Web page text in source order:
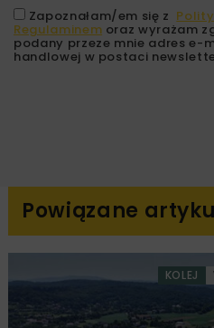
Zapoznałam/em się z
Regulaminem oraz wyrażam
podany przeze mnie adres e-
handlowej w postaci
Powiązane
KOLEJ